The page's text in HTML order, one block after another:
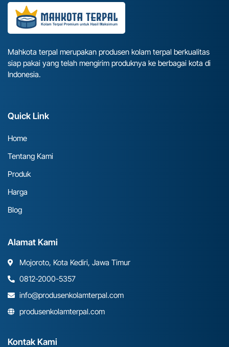
Mahkota terpal merupakan produsen kolam terpal berkualitas
siap pakai yang telah mengirim produknya ke berbagai kota di
Indonesia.
Quick Link
Home
Tentang Kami
Produk
Harga
Blog
Alamat Kami
Mojoroto, Kota Kediri, Jawa Timur
0812-2000-5357
info@produsenkolamterpal.com
produsenkolamterpal.com
Kontak Kami